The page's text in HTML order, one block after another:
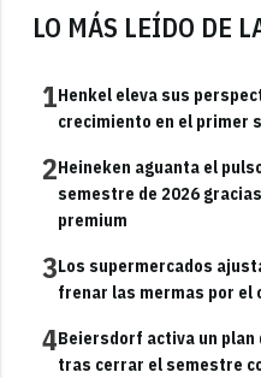
LO MÁS LEÍDO DE
1Henkel eleva sus
crecimiento en el primer
2Heineken aguanta el
semestre de 2026
premium
3Los supermercados
frenar las mermas por el
4Beiersdorf activa un plan
tras cerrar el semestre